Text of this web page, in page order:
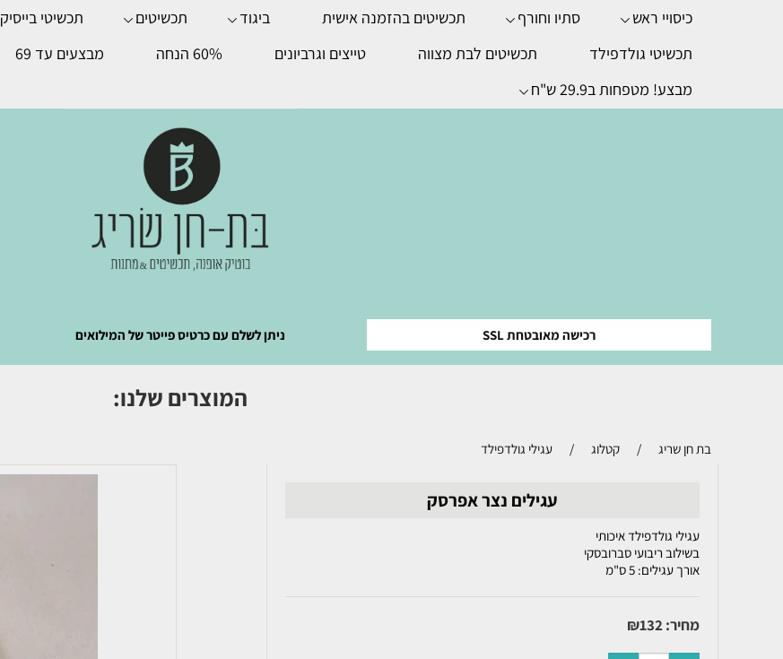
רכישה מאובטחת SSL ניתן לשלם עם כרטיס פייטר של המילואים
כיסויי ראש סתיו וחורף תכשיטים בהזמנה אישית ביגוד תכשיטים תכשיטי בייסיק
תכשיטי גולדפילד
תכשיטים לבת מצווה טייצים וגרביונים 60% הנחה מבצעים עד 69
מבצע! מטפחות ב29.9 ש"ח
המוצרים שלנו:
בת חן שריג / קטלוג / עגילי גולדפילד
עגילים נצר אפרסק
עגילי גולדפילד איכותי
בשילוב ריבועי סברובסקי
אורך עגילים: 5 ס"מ
מחיר: ₪132